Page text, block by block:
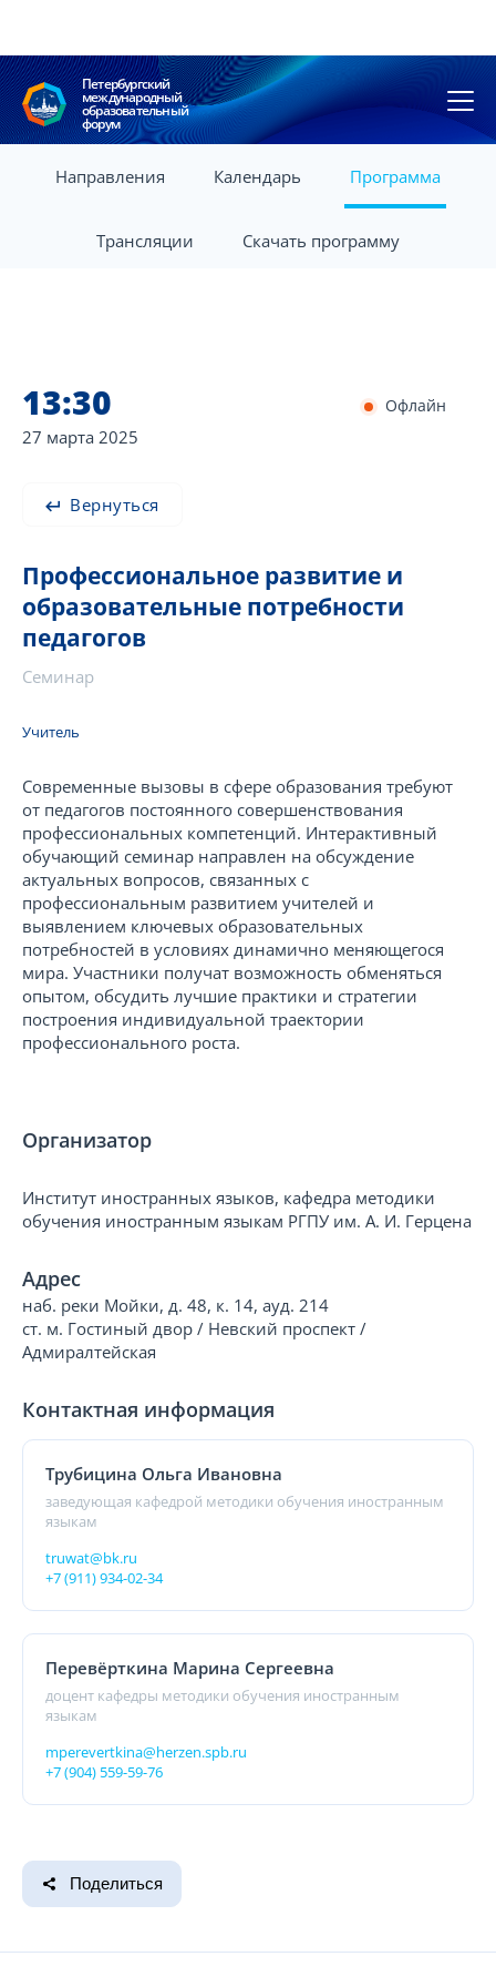
Петербургский
международный
образовательный
форум
Направления Календарь Программа
Трансляции Скачать программу
13:30
27 марта 2025
Офлайн
Вернуться
Профессиональное развитие и
образовательные потребности
педагогов
Семинар
Учитель
Современные вызовы в сфере образования требуют
от педагогов постоянного совершенствования
профессиональных компетенций. Интерактивный
обучающий семинар направлен на обсуждение
актуальных вопросов, связанных с
профессиональным развитием учителей и
выявлением ключевых образовательных
потребностей в условиях динамично меняющегося
мира. Участники получат возможность обменяться
опытом, обсудить лучшие практики и стратегии
построения индивидуальной траектории
профессионального роста.
Организатор
Институт иностранных языков, кафедра методики
обучения иностранным языкам РГПУ им. А. И. Герцена
Адрес
наб. реки Мойки, д. 48, к. 14, ауд. 214
ст. м. Гостиный двор / Невский проспект /
Адмиралтейская
Контактная информация
Трубицина Ольга Ивановна
заведующая кафедрой методики обучения иностранным
языкам
truwat@bk.ru
+7 (911) 934-02-34
Перевёрткина Марина Сергеевна
доцент кафедры методики обучения иностранным
языкам
mperevertkina@herzen.spb.ru
+7 (904) 559-59-76
Поделиться